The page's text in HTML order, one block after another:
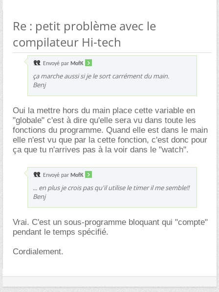
Re : petit problème avec le
compilateur Hi-tech
Envoyé par MofK
ça marche aussi si je le sort carrément du main.
Benj
Oui la mettre hors du main place cette variable en
"globale" c'est à dire qu'elle sera vu dans toute les
fonctions du programme. Quand elle est dans le main
elle n'est vu que par la cette fonction, c'est donc pour
ça que tu n'arrives pas à la voir dans le "watch".
Envoyé par MofK
... en plus je crois pas qu'il utilise le timer il me semble!!
Benj
Vrai. C'est un sous-programme bloquant qui "compte"
pendant le temps spécifié.
Cordialement.